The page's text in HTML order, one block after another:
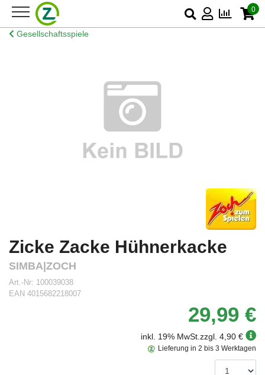
0
Gesellschaftsspiele
Zicke Zacke Hühnerkacke
SIMBA|ZOCH
Art.-Nr: 100039038
EAN 4015682218007
29,99 €
inkl. 19% MwSt. zzgl. 4,90 €
Lieferung in 2 bis 3 Werktagen